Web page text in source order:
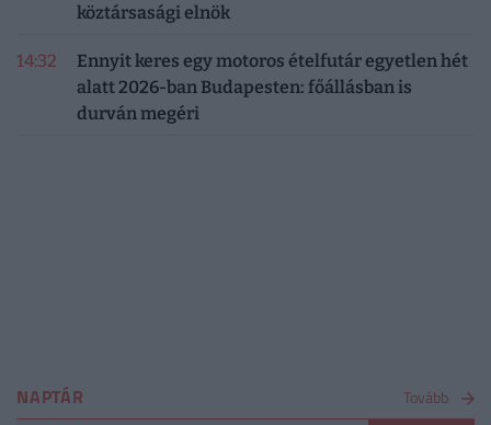
köztársasági elnök
14:32
Ennyit keres egy motoros ételfutár egyetlen hét
alatt 2026-ban Budapesten: főállásban is
durván megéri
NAPTÁR Tovább